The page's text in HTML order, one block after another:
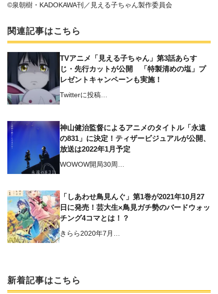
©泉朝樹・KADOKAWA刊／見える子ちゃん製作委員会
関連記事はこちら
TVアニメ「見える子ちゃん」第3話あらす
じ・先行カットが公開 「特製清めの塩」プ
レゼントキャンペーンも実施！
Twitterに投稿…
神山健治監督によるアニメのタイトル「永遠
の831」に決定！ティザービジュアルが公開、
放送は2022年1月予定
WOWOW開局30周…
「しあわせ鳥見んぐ」第1巻が2021年10月27
日に発売！芸大生×鳥見ガチ勢のバードウォッ
チング4コマとは！？
きらら2020年7月…
新着記事はこちら